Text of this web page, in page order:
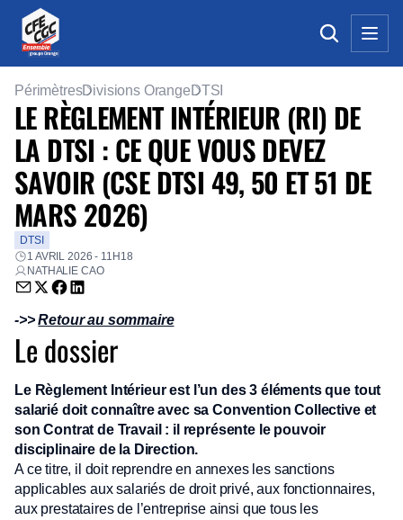
PérimètresDivisions Orange DTSI
LE RÈGLEMENT INTÉRIEUR (RI) DE
LA DTSI : CE QUE VOUS DEVEZ
SAVOIR (CSE DTSI 49, 50 ET 51 DE
MARS 2026)
DTSI
1 AVRIL 2026 - 11H18
NATHALIE CAO
Envoyer par email (nouvelle fenêtre)
Partager sur Twitter (nouvelle fenêtre)
Partager sur Facebook (nouvelle fenêtre)
Partager sur LinkedIn (nouvelle fenêtre)
->> Retour au sommaire
Le dossier
Le Règlement Intérieur est l’un des 3 éléments que tout
salarié doit connaître avec sa Convention Collective et
son Contrat de Travail : il représente le pouvoir
disciplinaire de la Direction.
A ce titre, il doit reprendre en annexes les sanctions
applicables aux salariés de droit privé, aux fonctionnaires,
aux prestataires de l’entreprise ainsi que tous les